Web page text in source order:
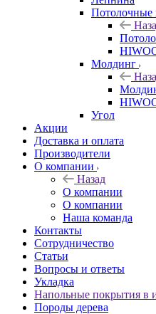
Потолочные
Молдинг
Угол
Акции
Доставка и оплата
Производители
О компании
Назад
О компании
О компании
Наша команда
Контакты
Сотрудничество
Статьи
Вопросы и ответы
Укладка
Напольные покрытия в
Породы дерева